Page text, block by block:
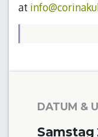
at
DATUM &
Samstag